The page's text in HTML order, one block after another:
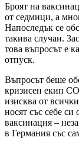
Броят на
от седмици, а
Напоследък се
такива случаи.
това въпросът е
отпуск.
Въпросът беше
кризисен екип
изисква от
носят със себе си
ваксинация –
в Германия със